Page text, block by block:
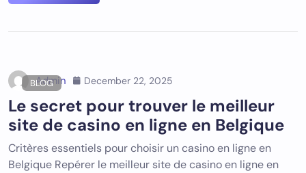
BLOG
Admin December 22, 2025
Le secret pour trouver le meilleur
site de casino en ligne en Belgique
Critères essentiels pour choisir un casino en ligne en
Belgique Repérer le meilleur site de casino en ligne en